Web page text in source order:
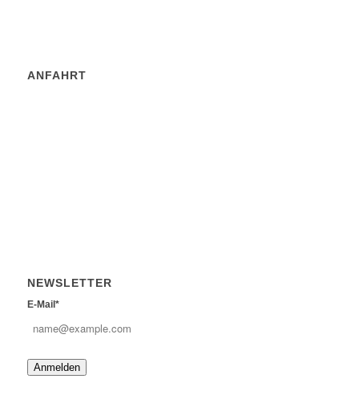
ANFAHRT
NEWSLETTER
E-Mail*
Anmelden